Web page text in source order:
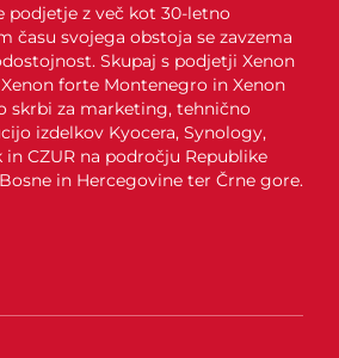
podjetje z več kot 30-letno
času svojega obstoja se zavzema
Skupaj s podjetji Xenon
forte Montenegro in Xenon
skrbi za marketing, tehnično
izdelkov Kyocera, Synology,
in CZUR na področju Republike
in Hercegovine ter Črne gore.